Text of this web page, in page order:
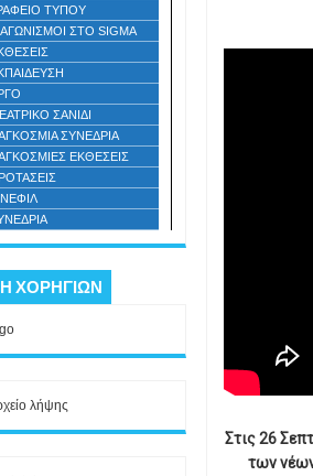
Στις 26
των
ΤΥΠΟΥ
ΣΤΟ SIGMA
ΣΑΝΙΔΙ
ΣΥΝΕΔΡΙΑ
ΕΚΘΕΣΕΙΣ
ΧΟΡΗΓΙΩΝ